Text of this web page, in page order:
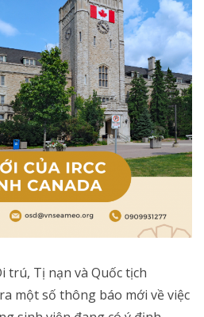
trú, Tị nạn và Quốc tịch
một số thông báo mới về việc